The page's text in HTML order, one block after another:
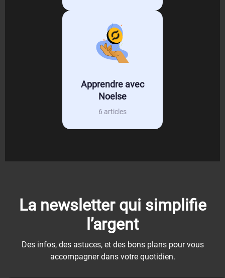
Apprendre avec
Noelse
6 articles
La newsletter qui simplifie
l’argent
Des infos, des astuces, et des bons plans pour vous
accompagner dans votre quotidien.